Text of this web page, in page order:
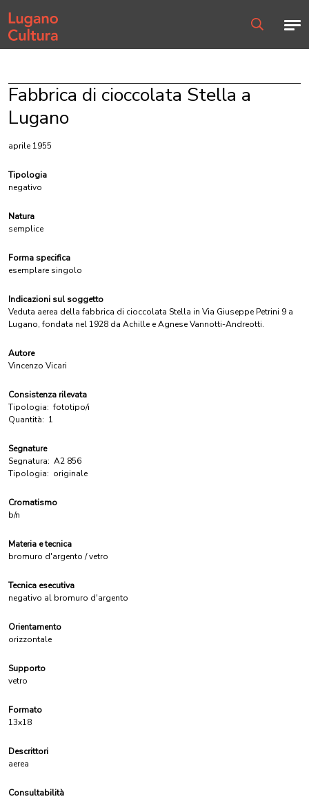
Home page
Fabbrica di cioccolata Stella a
Lugano
aprile 1955
Tipologia
negativo
Natura
semplice
Forma specifica
esemplare singolo
Indicazioni sul soggetto
Veduta aerea della fabbrica di cioccolata Stella in Via Giuseppe Petrini 9 a
Lugano, fondata nel 1928 da Achille e Agnese Vannotti-Andreotti.
Autore
Vincenzo Vicari
Consistenza rilevata
Tipologia: fototipo/i
Quantità: 1
Segnature
Segnatura: A2 856
Tipologia: originale
Cromatismo
b/n
Materia e tecnica
bromuro d'argento / vetro
Tecnica esecutiva
negativo al bromuro d'argento
Orientamento
orizzontale
Supporto
vetro
Formato
13x18
Descrittori
aerea
Consultabilità